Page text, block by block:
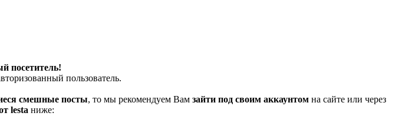
посетитель!
пользователь.
смешные посты, то мы рекомендуем Вам зайти под своим аккаунтомна сайте или через
lesta ниже: